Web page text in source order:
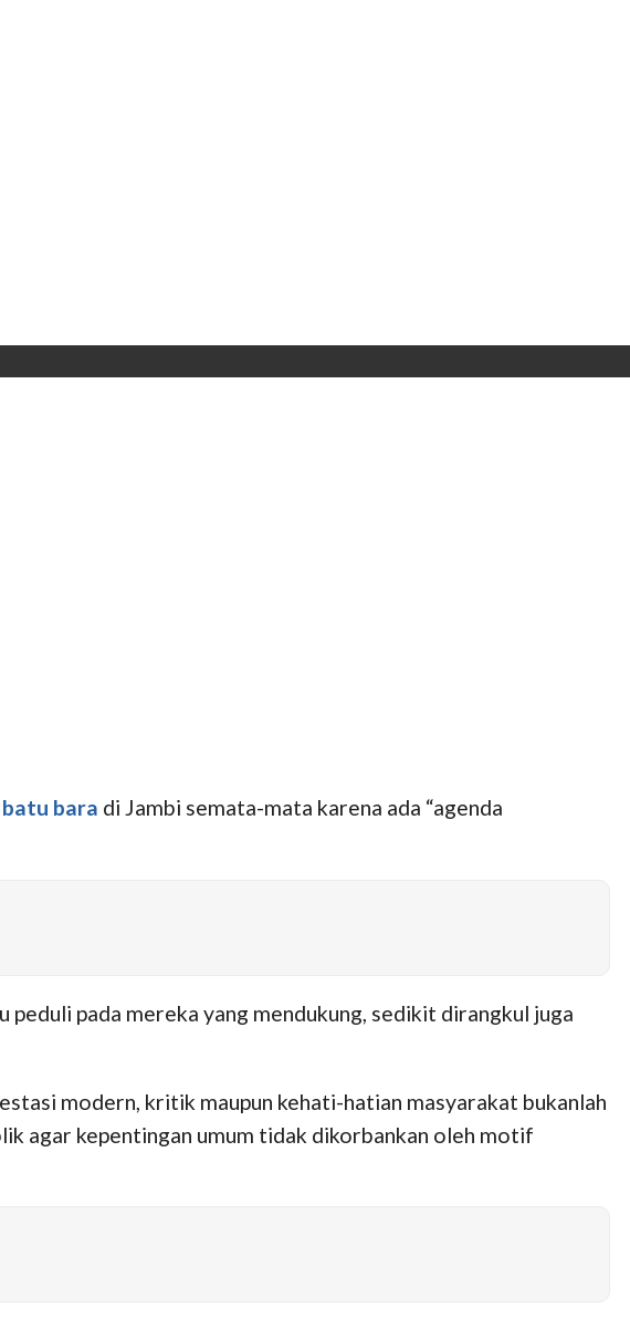
batu bara di Jambi semata-mata karena ada “agenda
pada mereka yang mendukung, sedikit dirangkul juga
modern, kritik maupun kehati-hatian masyarakat bukanlah
agar kepentingan umum tidak dikorbankan oleh motif